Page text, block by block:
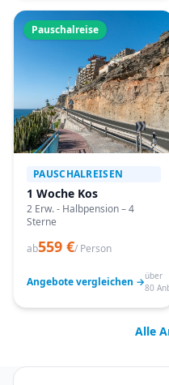
Pauschalreise
PAUSCHALREISEN
1 Woche Kos
2 Erw. - Halbpension – 4
Sterne
ab559 €/ Person
Angebote vergleichen →über
80
Alle